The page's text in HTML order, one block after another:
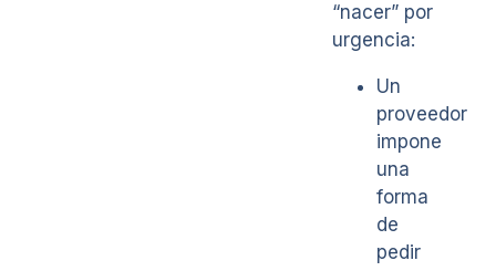
“nacer” por
urgencia:
Un
proveedor
impone
una
forma
de
pedir